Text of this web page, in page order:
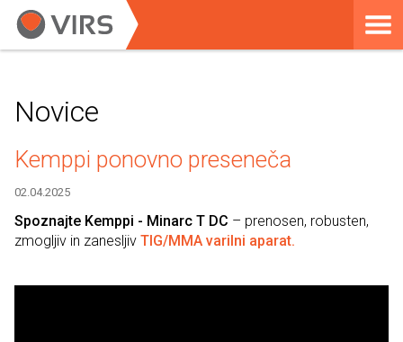
Novice
Kemppi ponovno preseneča
02.04.2025
Spoznajte Kemppi - Minarc T DC – prenosen, robusten,
zmogljiv in zanesljiv TIG/MMA varilni aparat.